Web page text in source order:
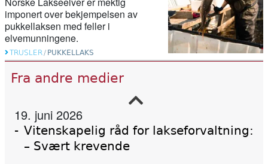
imponert over bekjempelsen av
pukkellaksen med feller i
elvemunningene.
TRUSLER / PUKKELLAKS
Fra andre medier
ved Vestbirksøerne
11. februar 2026
Canada stengde 47 lakseoppdrett – då
kom villaksen tilbake
19. juni 2026
Vitenskapelig råd for lakseforvaltning:
– Svært krevende